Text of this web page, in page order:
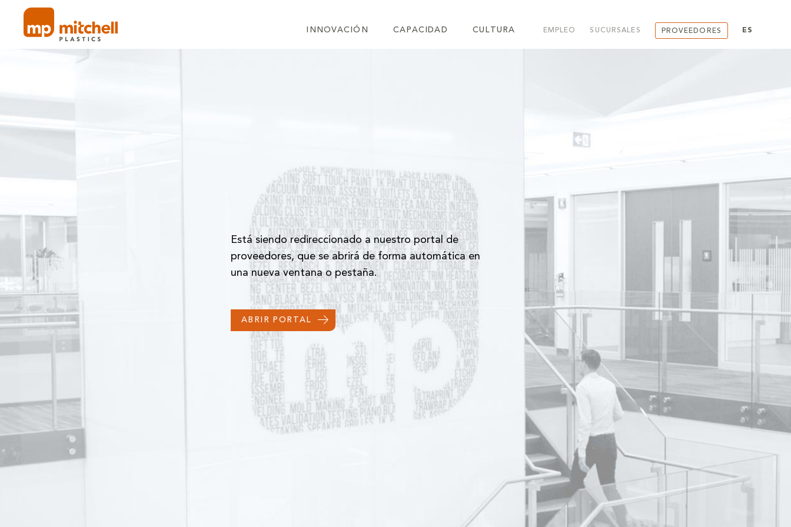
content
INNOVACIÓN CAPACIDAD CULTURA EMPLEO SUCURSALES PROVEEDORES ES
Está siendo redireccionado a nuestro portal de
proveedores, que se abrirá de forma automática en
una nueva ventana o pestaña.
ABRIR PORTAL